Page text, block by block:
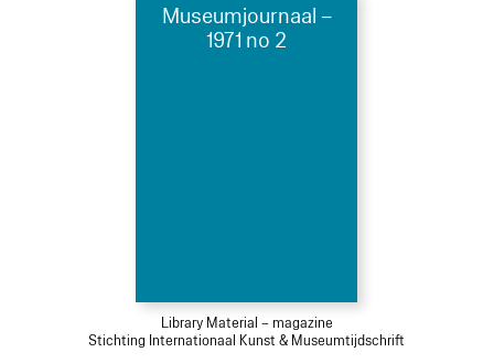
Museumjournaal –
1971 no 2
Library Material – magazine
Stichting Internationaal Kunst & Museumtijdschrift